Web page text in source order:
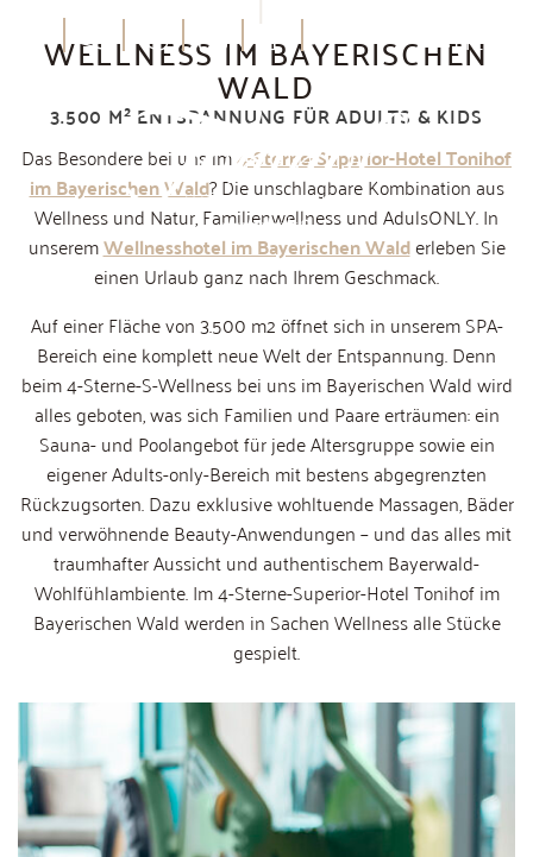
DE MENÜ
WELLNESS IM BAYERISCHEN
WALD
3.500 M² ENTSPANNUNG FÜR ADULTS & KIDS
Das Besondere bei uns im4-Sterne-Superior-Hotel Tonihof
im Bayerischen Wald? Die unschlagbare Kombination aus
Wellness und Natur, Familienwellness und AdulsONLY. In
unseremWellnesshotel im Bayerischen Walderleben Sie
einen Urlaub ganz nach Ihrem Geschmack.
Auf einer Fläche von 3.500 m2 öffnet sich in unserem SPA-
Bereich eine komplett neue Welt der Entspannung. Denn
beim 4-Sterne-S-Wellness bei uns im Bayerischen Wald wird
alles geboten, was sich Familien und Paare erträumen: ein
Sauna- und Poolangebot für jede Altersgruppe sowie ein
eigener Adults-only-Bereich mit bestens abgegrenzten
Rückzugsorten. Dazu exklusive wohltuende Massagen, Bäder
und verwöhnende Beauty-Anwendungen – und das alles mit
traumhafter Aussicht und authentischem Bayerwald-
Wohlfühlambiente. Im 4-Sterne-Superior-Hotel Tonihof im
Bayerischen Wald werden in Sachen Wellness alle Stücke
gespielt.